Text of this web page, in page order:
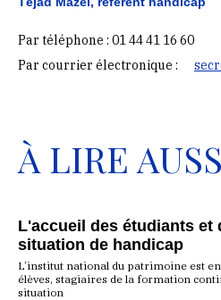
Par téléphone : 01 44 41 16 60
Par courrier électronique :
À LIRE
L'accueil des étudiants et
situation de handicap
L’institut national du patrimoine est
élèves, stagiaires de la formation
situation